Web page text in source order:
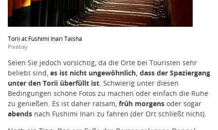
Torii at Fushimi Inari Taisha
Pixabay
Seien Sie jedoch vorsichtig, da die Orte bei Touristen sehr
beliebt sind, es ist nicht ungewöhnlich, dass der Spaziergang
unter den Torii überfüllt ist. Schwierig unter diesen
Bedingungen schöne Fotos zu machen oder einfach die Ruhe
zu genießen. Es ist daher ratsam, früh morgens oder sogar
abends nach Fushimi Inari zu fahren (der Ort schließt nicht).